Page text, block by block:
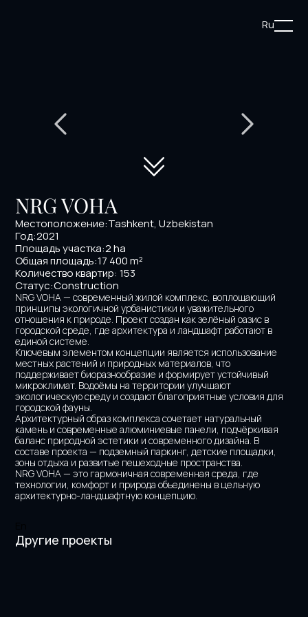
Ru
NRG VOHA
Местоположение:Tashkent, Uzbekistan
Год:2021
Площадь участка:2 ha
Общая площадь:17 400 m²
Количество квартир: 153
Статус:Construction
NRG VOHA — современный жилой комплекс, воплощающий
принципы экологичной урбанистики и уважительного
отношения к природе. Проект создан как зелёный оазис в
городской среде, где архитектура и ландшафт работают в
единой системе.
Ключевым элементом концепции является использование
местных растений и природных материалов, что
поддерживает биоразнообразие и формирует устойчивый
микроклимат. Водоёмы на территории улучшают
экологическую среду и создают благоприятные условия для
городской фауны.
Архитектурный образ комплекса сочетает натуральный
камень и современные алюминиевые панели, подчёркивая
баланс природной эстетики и современного дизайна. В
составе проекта — подземный паркинг, детские площадки,
зоны отдыха и развитые пешеходные пространства.
NRG VOHA — это гармоничная современная среда, где
технологии, комфорт и природа объединены в цельную
архитектурно-ландшафтную концепцию.
Другие проекты